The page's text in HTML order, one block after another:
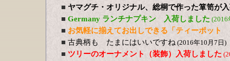
■ ヤマグチ・オリジナル、総桐で作った箪笥が
■ Germany ランチナプキン 入荷しました (2016
■ お気軽に揃えてお出しできる「ティーポッ
■ 古典柄も たまにはいいですね (2016年10月7日)
■ ツリーのオーナメント（装飾）入荷しました